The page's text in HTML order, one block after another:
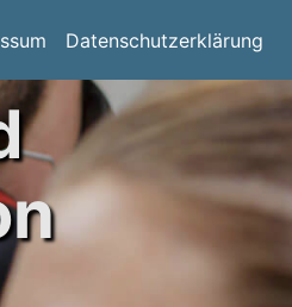
Datenschutzerklärung